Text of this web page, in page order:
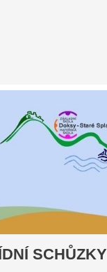
SCHŮZKY